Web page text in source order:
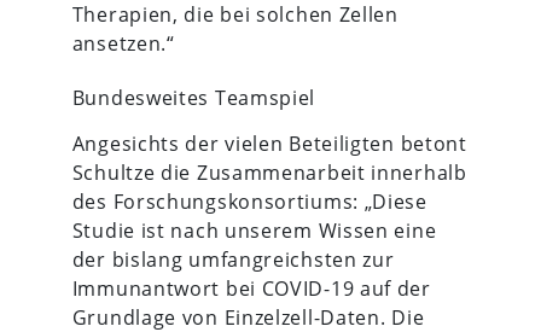
Therapien, die bei solchen Zellen
ansetzen.“
Bundesweites Teamspiel
Angesichts der vielen Beteiligten betont
Schultze die Zusammenarbeit innerhalb
des Forschungskonsortiums: „Diese
Studie ist nach unserem Wissen eine
der bislang umfangreichsten zur
Immunantwort bei COVID-19 auf der
Grundlage von Einzelzell-Daten. Die